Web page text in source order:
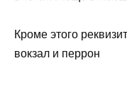
Кроме этого
вокзал и перрон